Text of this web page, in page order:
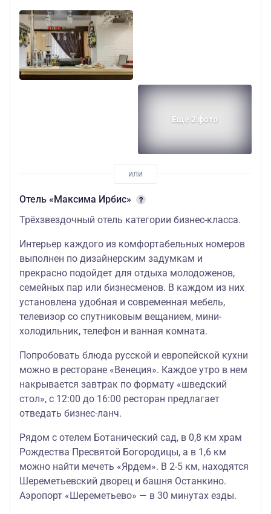
Еще 2 фото
Отель «Максима Ирбис»
Трёхзвездочный отель категории бизнес-класса.
Интерьер каждого из комфортабельных номеров
выполнен по дизайнерским задумкам и
прекрасно подойдет для отдыха молодоженов,
семейных пар или бизнесменов. В каждом из них
установлена удобная и современная мебель,
телевизор со спутниковым вещанием, мини-
холодильник, телефон и ванная комната.
Попробовать блюда русской и европейской кухни
можно в ресторане «Венеция». Каждое утро в нем
накрывается завтрак по формату «шведский
стол», с 12:00 до 16:00 ресторан предлагает
отведать бизнес-ланч.
Рядом с отелем Ботанический сад, в 0,8 км храм
Рождества Пресвятой Богородицы, а в 1,6 км
можно найти мечеть «Ярдем». В 2-5 км, находятся
Шереметьевский дворец и башня Останкино.
Аэропорт «Шереметьево» — в 30 минутах езды.